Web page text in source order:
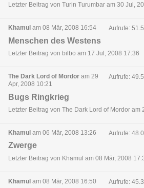
Letzter Beitrag von Turin Turumbar am 30 Jul,
Khamul am 08 Mär, 2008 16:54 Aufrufe:
Menschen des Westens
Letzter Beitrag von bilbo am 17 Jul, 2008 17:36
The Dark Lord of Mordor am 29
Apr, 2008 10:21
Aufrufe:
Bugs Ringkrieg
Letzter Beitrag von The Dark Lord of Mordor am
Khamul am 06 Mär, 2008 13:26 Aufrufe:
Zwerge
Letzter Beitrag von Khamul am 08 Mär, 2008
Khamul am 08 Mär, 2008 16:50 Aufrufe: